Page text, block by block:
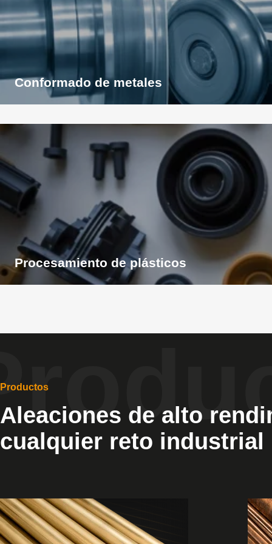
Conformado de metales
Ver
aplicación
Procesamiento de plásticos
Productos
Aleaciones de alto
cualquier reto industrial
View
Products